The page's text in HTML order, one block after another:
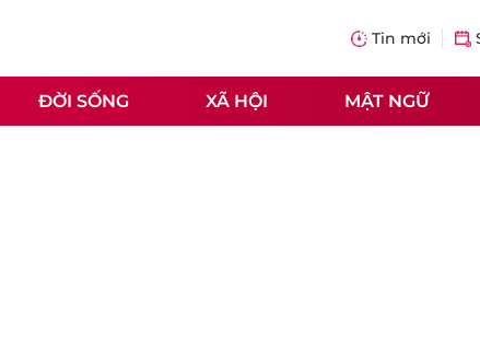
Tin mới
ĐỜI SỐNG XÃ HỘI MẬT NGỮ